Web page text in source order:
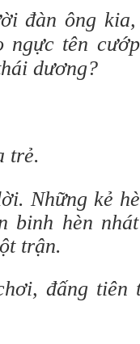
đàn ông
ngực tên
dương?
trẻ.
Những kẻ
binh hèn
trận.
đấng tiên